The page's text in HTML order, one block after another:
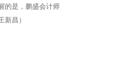
的是，鹏盛会计师
新昌）